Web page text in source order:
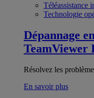
Téléassistance
Technologie
Dépannage
TeamViewer
Résolvez les
En savoir plus